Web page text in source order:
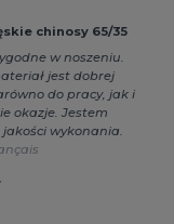
chinosy 65/35
w noszeniu.
jest dobrej
do pracy, jak i
okazje. Jestem
wykonania.